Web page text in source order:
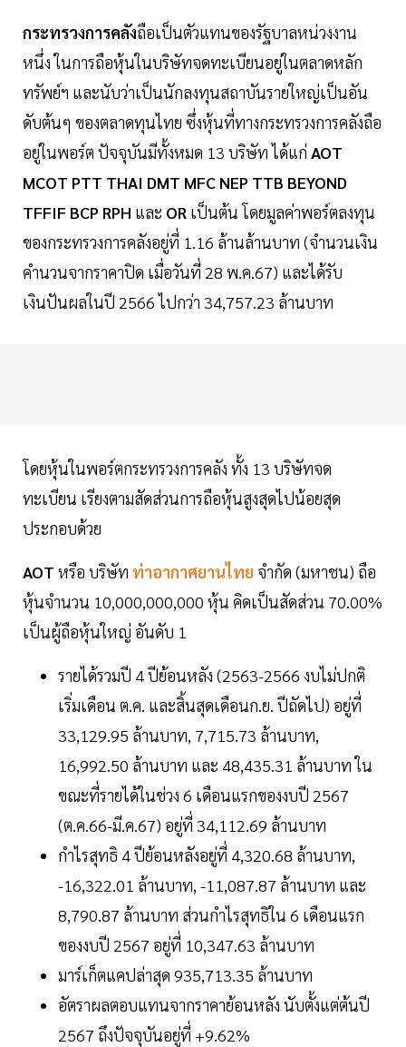
กระทรวงการคลังถือเป็นตัวแทนของรัฐบาลหน่วงงาน
หนึ่ง ในการถือหุ้นในบริษัทจดทะเบียนอยู่ในตลาดหลัก
ทรัพย์ฯ และนับว่าเป็นนักลงทุนสถาบันรายใหญ่เป็นอัน
ดับต้นๆ ของตลาดทุนไทย ซึ่งหุ้นที่ทางกระทรวงการคลังถือ
อยู่ในพอร์ต ปัจจุบันมีทั้งหมด 13 บริษัท ได้แก่ AOT
MCOT PTT THAI DMT MFC NEP TTB BEYOND
TFFIF BCP RPH และ OR เป็นต้น โดยมูลค่าพอร์ตลงทุน
ของกระทรวงการคลังอยู่ที่ 1.16 ล้านล้านบาท (จำนวนเงิน
คำนวนจากราคาปิด เมื่อวันที่ 28 พ.ค.67) และได้รับ
เงินปันผลในปี 2566 ไปกว่า 34,757.23 ล้านบาท
โดยหุ้นในพอร์ตกระทรวงการคลัง ทั้ง 13 บริษัทจด
ทะเบียน เรียงตามสัดส่วนการถือหุ้นสูงสุดไปน้อยสุด
ประกอบด้วย
AOT หรือ บริษัท ท่าอากาศยานไทย จำกัด (มหาชน) ถือ
หุ้นจำนวน 10,000,000,000 หุ้น คิดเป็นสัดส่วน 70.00%
เป็นผู้ถือหุ้นใหญ่ อันดับ 1
รายได้รวมปี 4 ปีย้อนหลัง (2563-2566 งบไม่ปกติ
เริ่มเดือน ต.ค. และสิ้นสุดเดือนก.ย. ปีถัดไป) อยู่ที่
33,129.95 ล้านบาท, 7,715.73 ล้านบาท,
16,992.50 ล้านบาท และ 48,435.31 ล้านบาท ใน
ขณะที่รายได้ในช่วง 6 เดือนแรกของงบปี 2567
(ต.ค.66-มี.ค.67) อยู่ที่ 34,112.69 ล้านบาท
กำไรสุทธิ 4 ปีย้อนหลังอยู่ที่ 4,320.68 ล้านบาท,
-16,322.01 ล้านบาท, -11,087.87 ล้านบาท และ
8,790.87 ล้านบาท ส่วนกำไรสุทธิใน 6 เดือนแรก
ของงบปี 2567 อยู่ที่ 10,347.63 ล้านบาท
มาร์เก็ตแคปล่าสุด 935,713.35 ล้านบาท
อัตราผลตอบแทนจากราคาย้อนหลัง นับตั้งแต่ต้นปี
2567 ถึงปัจจุบันอยู่ที่ +9.62%